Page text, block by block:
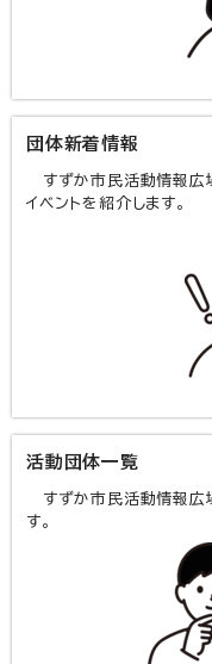
団体新着情報
すずか市民活動情報広
イベントを紹介します。
活動団体一覧
すずか市民活動情報広
す。